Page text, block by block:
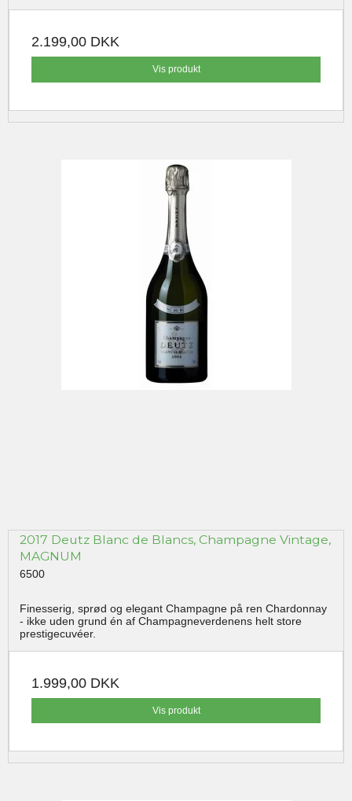
2.199,00 DKK
Vis produkt
2017 Deutz Blanc de Blancs, Champagne Vintage,
MAGNUM
6500
Finesserig, sprød og elegant Champagne på ren Chardonnay
- ikke uden grund én af Champagneverdenens helt store
prestigecuvéer.
1.999,00 DKK
Vis produkt